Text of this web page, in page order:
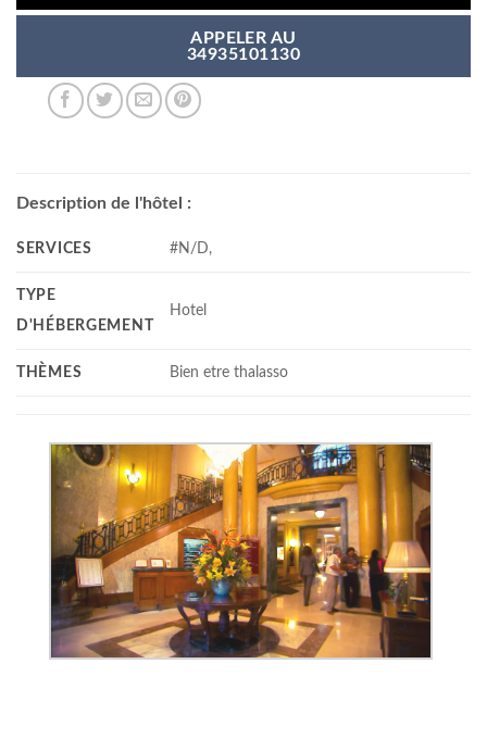
APPELER AU
34935101130
Description de l'hôtel :
SERVICES #N/D,
TYPE
D'HÉBERGEMENT
Hotel
THÈMES Bien etre thalasso